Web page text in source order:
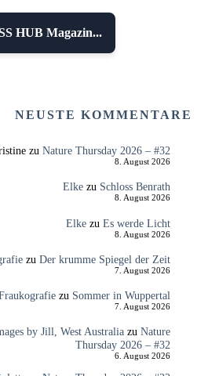
HUB Magazin...
NEUSTE KOMMENTARE
zu Nature Thursday 2026 – #32
8. August 2026
Elkezu Schloss Benrath
8. August 2026
Elkezu Es werde Licht
8. August 2026
zu Der krumme Spiegel der Zeit
7. August 2026
zu Sommer in Wuppertal
7. August 2026
by Jill, West Australiazu Nature
Thursday 2026 – #32
6. August 2026